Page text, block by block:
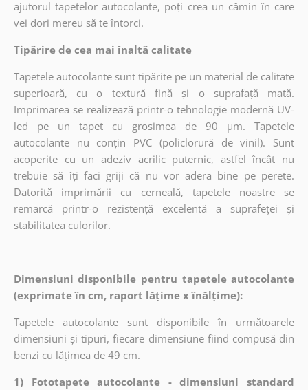
ajutorul tapetelor autocolante, poți crea un cămin în care
vei dori mereu să te întorci.
Tipărire de cea mai înaltă calitate
Tapetele autocolante sunt tipărite pe un material de calitate
superioară, cu o textură fină și o suprafață mată.
Imprimarea se realizează printr-o tehnologie modernă UV-
led pe un tapet cu grosimea de 90 µm. Tapetele
autocolante nu conțin PVC (policlorură de vinil). Sunt
acoperite cu un adeziv acrilic puternic, astfel încât nu
trebuie să îți faci griji că nu vor adera bine pe perete.
Datorită imprimării cu cerneală, tapetele noastre se
remarcă printr-o rezistență excelentă a suprafeței și
stabilitatea culorilor.
Dimensiuni disponibile pentru tapetele autocolante
(exprimate în cm, raport lățime x înălțime):
Tapetele autocolante sunt disponibile în următoarele
dimensiuni și tipuri, fiecare dimensiune fiind compusă din
benzi cu lățimea de 49 cm.
1) Fototapete autocolante - dimensiuni standard